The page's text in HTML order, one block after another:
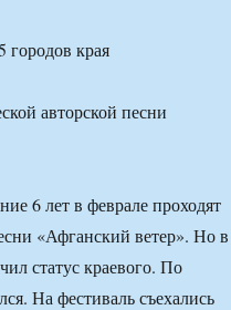
городов края
6 лет в феврале проходят
«Афганский ветер». Но в
статус краевого. По
На фестиваль съехались